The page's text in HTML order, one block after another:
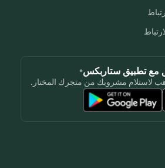
مع تطبيق ستاربكس®
لاستلام مشروبك من متجرك المختار.